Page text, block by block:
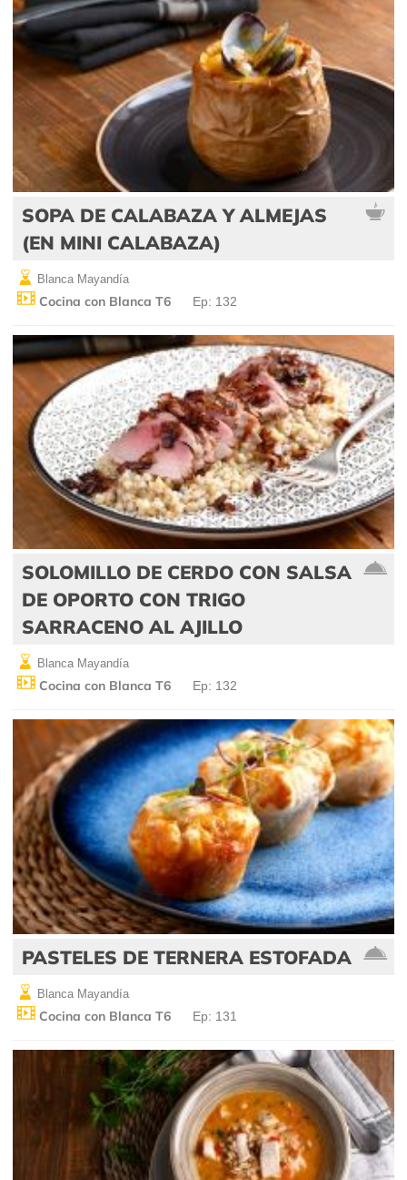
SOPA DE CALABAZA Y ALMEJAS
(EN MINI CALABAZA)
Blanca Mayandía
Cocina con Blanca T6 Ep: 132
SOLOMILLO DE CERDO CON SALSA
DE OPORTO CON TRIGO
SARRACENO AL AJILLO
Blanca Mayandía
Cocina con Blanca T6 Ep: 132
PASTELES DE TERNERA ESTOFADA
Blanca Mayandía
Cocina con Blanca T6 Ep: 131